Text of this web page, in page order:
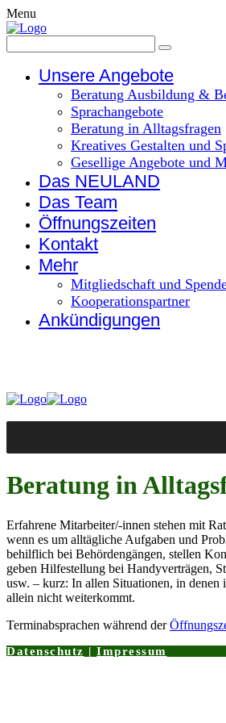
Menu
Unsere Angebote
Beratung Ausbildung &
Sprachangebote
Beratung in Alltagsfragen
Kreatives Gestalten und
Gesellige Angebote und
Das NEULAND
Das Team
Öffnungszeiten
Kontakt
Mehr
Mitgliedschaft und
Kooperationspartner
Ankündigungen
Beratung in
Erfahrene Mitarbeiter/-innen stehen mit
wenn es um alltägliche Aufgaben und
behilflich bei Behördengängen, stellen
geben Hilfestellung bei Handyverträgen,
usw. – kurz: In allen Situationen, in denen
allein nicht weiterkommt.
Terminabsprachen während der
Datenschutz | Impressum